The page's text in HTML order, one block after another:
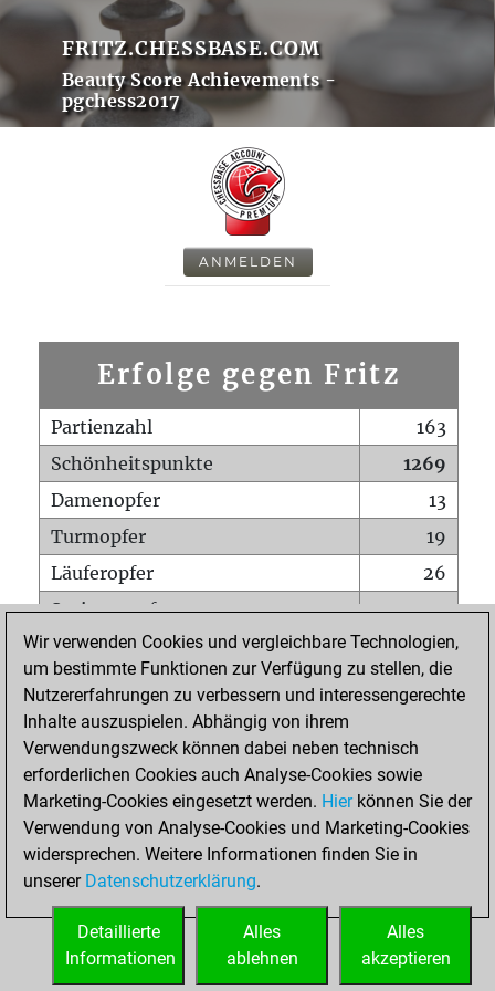
FRITZ.CHESSBASE.COM
Beauty Score Achievements -
pgchess2017
ANMELDEN
Erfolge gegen Fritz
Partienzahl
163
Schönheitspunkte
1269
Damenopfer
13
Turmopfer
19
Läuferopfer
26
Springeropfer
29
Bauernopfer
22
Matt auf vollem Brett
0
Bauer setzt Matt
Erstickte Matts
Unterverwandlungen
0
Türme auf der siebten
8
STARTSEITE
Wir verwenden Cookies und vergleichbare Technologien,
um bestimmte Funktionen zur Verfügung zu stellen, die
Nutzererfahrungen zu verbessern und interessengerechte
Inhalte auszuspielen. Abhängig von ihrem
Verwendungszweck können dabei neben technisch
erforderlichen Cookies auch Analyse-Cookies sowie
Marketing-Cookies eingesetzt werden. Hierkönnen Sie der
Verwendung von Analyse-Cookies und Marketing-Cookies
widersprechen. Weitere Informationen finden Sie in
unserer Datenschutzerklärung.
Alles
akzeptieren
Alles
ablehnen
Detaillierte
Informationen